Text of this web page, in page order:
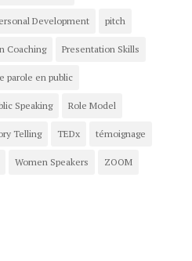
Development pitch
Coaching Presentation Skills
parole en public
Speaking Role Model
Telling TEDx témoignage
Women Speakers ZOOM